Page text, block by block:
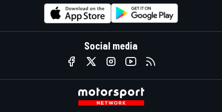
Social media